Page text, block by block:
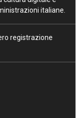
italiane.
registrazione